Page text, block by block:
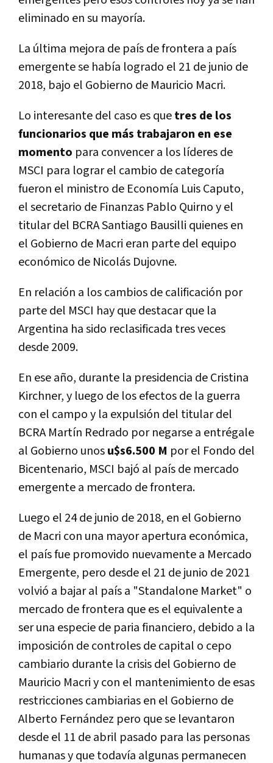
eliminado en su mayoría.
La última mejora de país de frontera a país
emergente se había logrado el 21 de junio de
2018, bajo el Gobierno de Mauricio Macri.
Lo interesante del caso es quetres de los
funcionarios que más trabajaron en ese
momento para convencer a los líderes de
MSCI para lograr el cambio de categoría
fueron el ministro de Economía Luis Caputo,
el secretario de Finanzas Pablo Quirno y el
titular del BCRA Santiago Bausilli quienes en
el Gobierno de Macri eran parte del equipo
económico de Nicolás Dujovne.
En relación a los cambios de calificación por
parte del MSCI hay que destacar que la
Argentina ha sido reclasificada tres veces
desde 2009.
En ese año, durante la presidencia de Cristina
Kirchner, y luego de los efectos de la guerra
con el campo y la expulsión del titular del
BCRA Martín Redrado por negarse a entrégale
al Gobierno unosu$s6.500 M por el Fondo del
Bicentenario, MSCI bajó al país de mercado
emergente a mercado de frontera.
Luego el 24 de junio de 2018, en el Gobierno
de Macri con una mayor apertura económica,
el país fue promovido nuevamente a Mercado
Emergente, pero desde el 21 de junio de 2021
volvió a bajar al país a "Standalone Market" o
mercado de frontera que es el equivalente a
ser una especie de paria financiero, debido a la
imposición de controles de capital o cepo
cambiario durante la crisis del Gobierno de
Mauricio Macri y con el mantenimiento de esas
restricciones cambiarias en el Gobierno de
Alberto Fernández pero que se levantaron
desde el 11 de abril pasado para las personas
humanas y que todavía algunas permanecen